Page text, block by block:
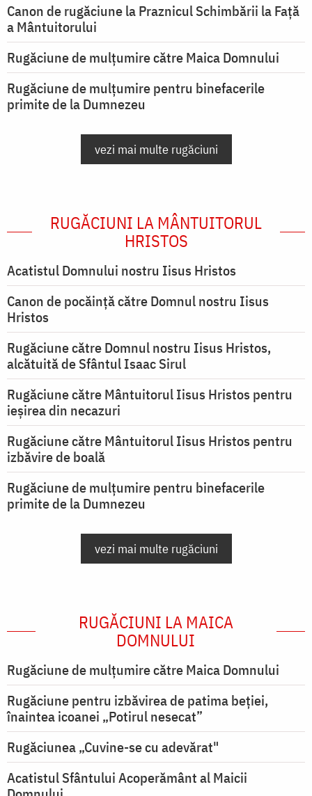
Canon de rugăciune la Praznicul Schimbării la Față
a Mântuitorului
Rugăciune de mulţumire către Maica Domnului
Rugăciune de mulțumire pentru binefacerile
primite de la Dumnezeu
vezi mai multe rugăciuni
RUGĂCIUNI LA MÂNTUITORUL
HRISTOS
Acatistul Domnului nostru Iisus Hristos
Canon de pocăință către Domnul nostru Iisus
Hristos
Rugăciune către Domnul nostru Iisus Hristos,
alcătuită de Sfântul Isaac Sirul
Rugăciune către Mântuitorul Iisus Hristos pentru
ieşirea din necazuri
Rugăciune către Mântuitorul Iisus Hristos pentru
izbăvire de boală
Rugăciune de mulțumire pentru binefacerile
primite de la Dumnezeu
vezi mai multe rugăciuni
RUGĂCIUNI LA MAICA
DOMNULUI
Rugăciune de mulţumire către Maica Domnului
Rugăciune pentru izbăvirea de patima beției,
înaintea icoanei „Potirul nesecat”
Rugăciunea „Cuvine-se cu adevărat"
Acatistul Sfântului Acoperământ al Maicii